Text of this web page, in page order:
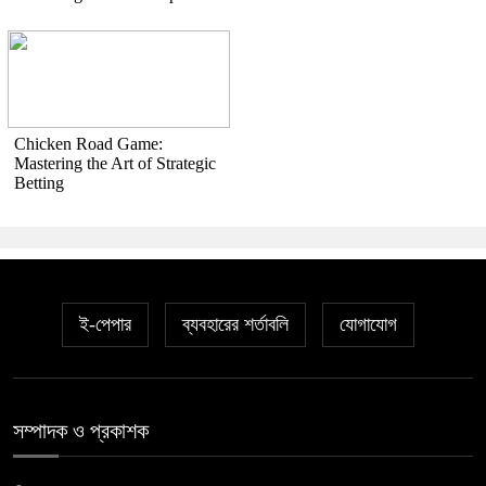
Chicken Road Game:
Mastering the Art of Strategic
Betting
ই-পেপার ব্যবহারের শর্তাবলি যোগাযোগ
সম্পাদক ও প্রকাশক